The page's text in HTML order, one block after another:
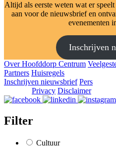
Altijd als eerste weten wat er
aan voor de nieuwsbrief en
evenementen
Inschrijven
Over Hoofddorp Centrum
Partners Huisregels
Inschrijven nieuwsbrief Pers
Privacy Disclaimer
Filter
Cultuur